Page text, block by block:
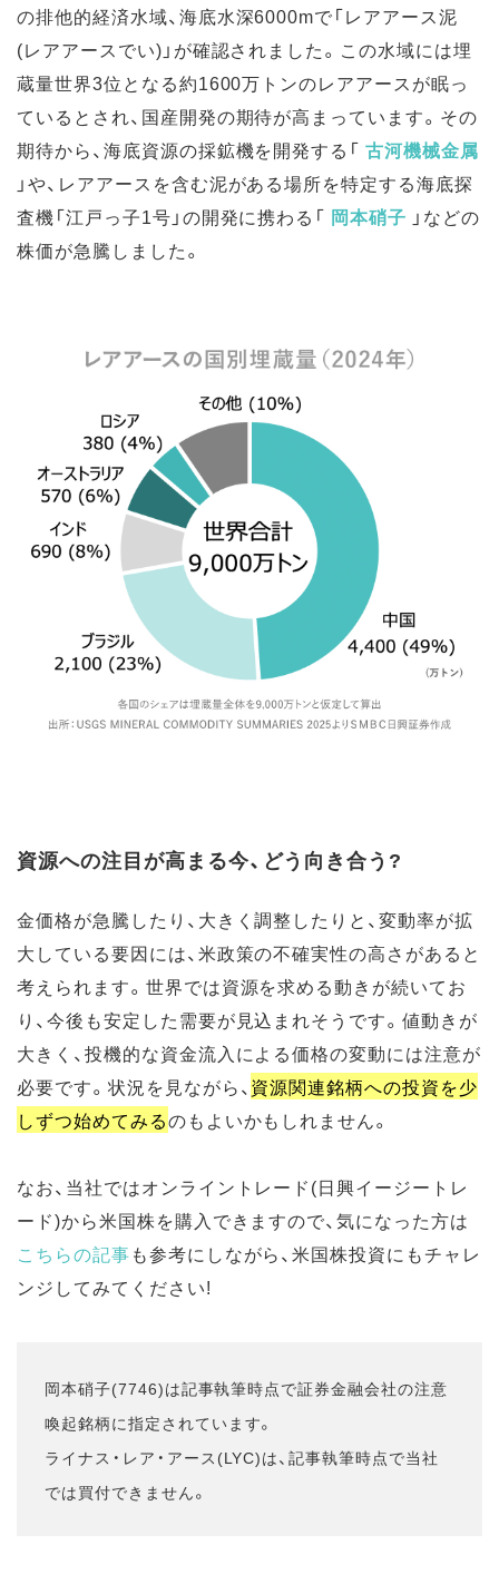
の排他的経済水域、海底水深6000mで「レアアース泥
(レアアースでい)」が確認されました。この水域には埋
蔵量世界3位となる約1600万トンのレアアースが眠っ
ているとされ、国産開発の期待が高まっています。その
期待から、海底資源の採鉱機を開発する「古河機械金属
」や、レアアースを含む泥がある場所を特定する海底探
査機「江戸っ子1号」の開発に携わる「 岡本硝子 」などの
株価が急騰しました。
資源への注目が高まる今、どう向き合う?
金価格が急騰したり、大きく調整したりと、変動率が拡
大している要因には、米政策の不確実性の高さがあると
考えられます。世界では資源を求める動きが続いてお
り、今後も安定した需要が見込まれそうです。値動きが
大きく、投機的な資金流入による価格の変動には注意が
必要です。状況を見ながら、資源関連銘柄への投資を少
しずつ始めてみるのもよいかもしれません。
なお、当社ではオンライントレード(日興イージートレ
ード)から米国株を購入できますので、気になった方は
こちらの記事も参考にしながら、米国株投資にもチャレ
ンジしてみてください!
岡本硝子(7746)は記事執筆時点で証券金融会社の注意
喚起銘柄に指定されています。
ライナス・レア・アース(LYC)は、記事執筆時点で当社
では買付できません。